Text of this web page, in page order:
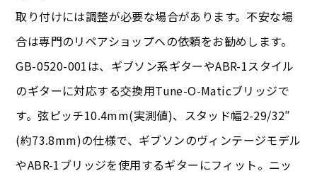
取り付けには調整が必要な場合があります。不安な場
合は専門のリペアショップへの依頼をお勧めします。
GB-0520-001は、ギブソン系ギターやABR-1スタイル
のギターに対応する交換用Tune-O-Maticブリッジで
す。弦ピッチ10.4mm(実測値)、スタッド幅2-29/32″
(約73.8mm)の仕様で、ギブソンのヴィンテージモデル
やABR-1ブリッジを使用するギターにフィット。ニッ